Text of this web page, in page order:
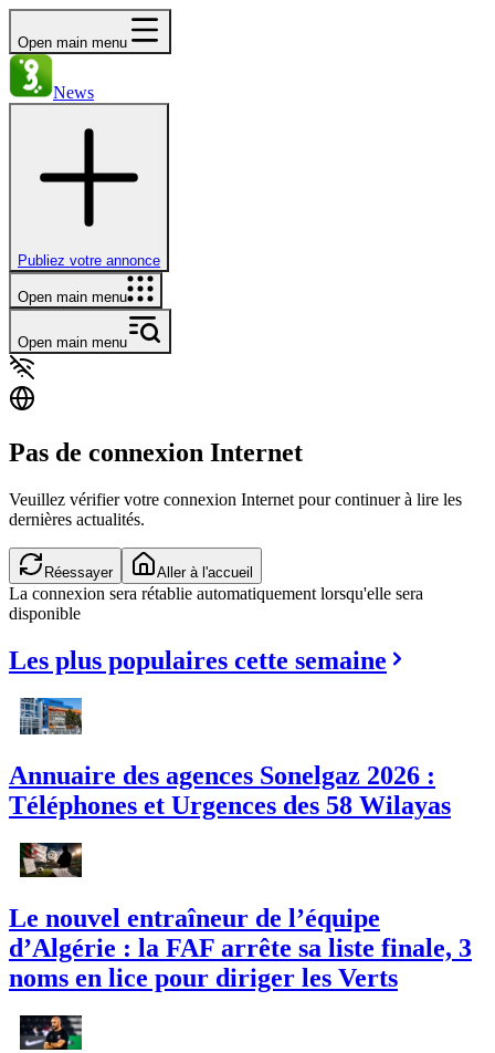
Open main menu
News
Publiez votre annonce
Open main menu
Open main menu
Pas de connexion Internet
Veuillez vérifier votre connexion Internet pour continuer à lire les
dernières actualités.
Réessayer Aller à l'accueil
La connexion sera rétablie automatiquement lorsqu'elle sera
disponible
Les plus populaires cette semaine
Annuaire des agences Sonelgaz 2026 :
Téléphones et Urgences des 58 Wilayas
Le nouvel entraîneur de l’équipe
d’Algérie : la FAF arrête sa liste finale, 3
noms en lice pour diriger les Verts